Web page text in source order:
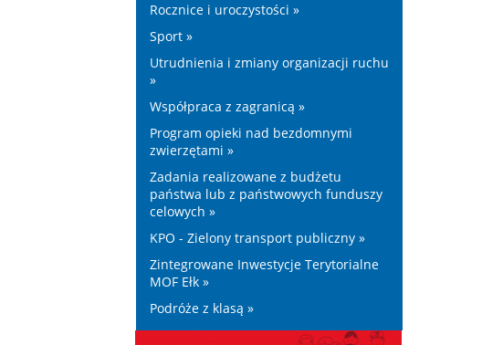
Rocznice i uroczystości »
Sport »
Utrudnienia i zmiany organizacji ruchu
»
Współpraca z zagranicą »
Program opieki nad bezdomnymi
zwierzętami »
Zadania realizowane z budżetu
państwa lub z państwowych funduszy
celowych »
KPO - Zielony transport publiczny »
Zintegrowane Inwestycje Terytorialne
MOF Ełk »
Podróże z klasą »